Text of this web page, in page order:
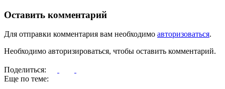
Оставить комментарий
Для отправки комментария вам необходимо авторизоваться.
Необходимо авторизироваться, чтобы оставить комментарий.
Поделиться:
Еще по теме: